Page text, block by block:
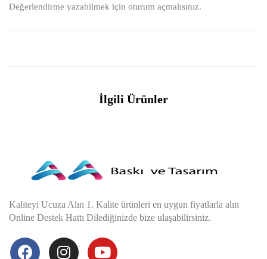
Değerlendirme yazabilmek için oturum açmalısınız.
İlgili Ürünler
Kaliteyi Ucuza Alın 1. Kalite ürünleri en uygun fiyatlarla alın
Online Destek Hattı Dilediğinizde bize ulaşabilirsiniz.